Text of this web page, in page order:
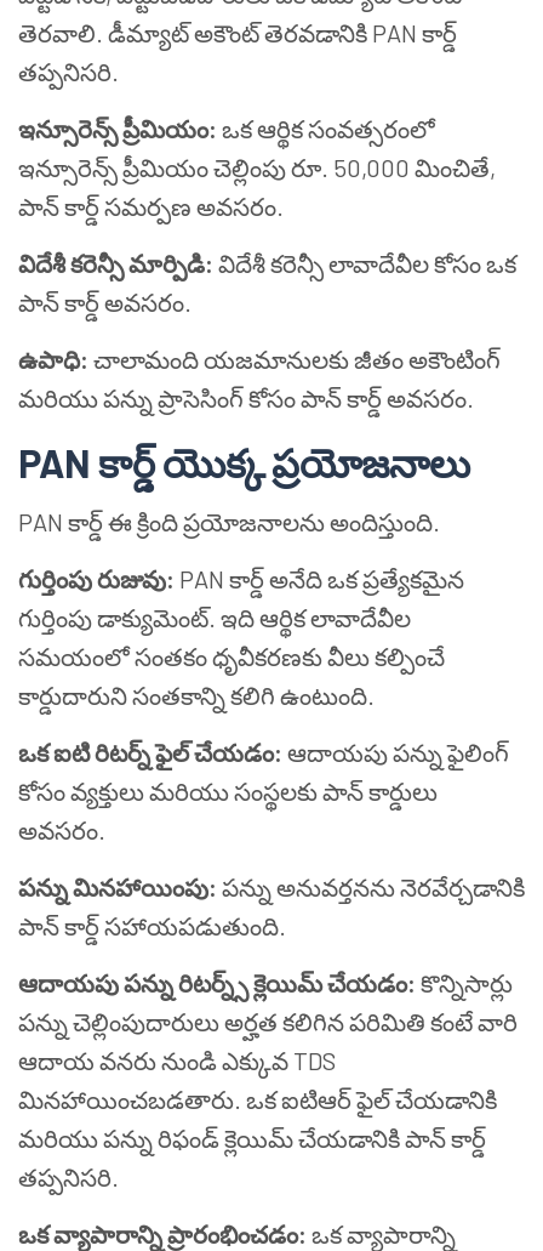
తెరవాలి. డీమ్యాట్ అకౌంట్ తెరవడానికి PAN కార్డ్
తప్పనిసరి.
ఇన్సూరెన్స్ ప్రీమియం: ఒక ఆర్థిక సంవత్సరంలో
ఇన్సూరెన్స్ ప్రీమియం చెల్లింపు రూ. 50,000 మించితే,
పాన్ కార్డ్ సమర్పణ అవసరం.
విదేశీ కరెన్సీ మార్పిడి: విదేశీ కరెన్సీ లావాదేవీల కోసం ఒక
పాన్ కార్డ్ అవసరం.
ఉపాధి: చాలామంది యజమానులకు జీతం అకౌంటింగ్
మరియు పన్ను ప్రాసెసింగ్ కోసం పాన్ కార్డ్ అవసరం.
PAN కార్డ్ యొక్క ప్రయోజనాలు
PAN కార్డ్ ఈ క్రింది ప్రయోజనాలను అందిస్తుంది.
గుర్తింపు రుజువు: PAN కార్డ్ అనేది ఒక ప్రత్యేకమైన
గుర్తింపు డాక్యుమెంట్. ఇది ఆర్థిక లావాదేవీల
సమయంలో సంతకం ధృవీకరణకు వీలు కల్పించే
కార్డుదారుని సంతకాన్ని కలిగి ఉంటుంది.
ఒక ఐటి రిటర్న్ ఫైల్ చేయడం: ఆదాయపు పన్ను ఫైలింగ్
కోసం వ్యక్తులు మరియు సంస్థలకు పాన్ కార్డులు
అవసరం.
పన్ను మినహాయింపు: పన్ను అనువర్తనను నెరవేర్చడానికి
పాన్ కార్డ్ సహాయపడుతుంది.
ఆదాయపు పన్ను రిటర్న్స్ క్లెయిమ్ చేయడం: కొన్నిసార్లు
పన్ను చెల్లింపుదారులు అర్హత కలిగిన పరిమితి కంటే వారి
ఆదాయ వనరు నుండి ఎక్కువ TDS
మినహాయించబడతారు. ఒక ఐటిఆర్ ఫైల్ చేయడానికి
మరియు పన్ను రిఫండ్ క్లెయిమ్ చేయడానికి పాన్ కార్డ్
తప్పనిసరి.
ఒక వ్యాపారాన్ని ప్రారంభించడం: ఒక వ్యాపారాన్ని